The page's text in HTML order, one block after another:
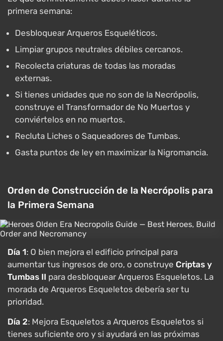
primera semana:
Desbloquear Arqueros Esqueléticos.
Limpiar grupos neutrales débiles cercanos.
Recolecta criaturas de todas las moradas
externas.
Si tienes unidades que no son de la Necrópolis,
construye el Transformador de No Muertos y
conviértelos en no muertos.
Recluta Liches o Saqueadores de Tumbas.
Gasta puntos de ley en maximizar la Nigromancia.
Orden de Construcción de la Necrópolis para
la Primera Semana
Día 1: O bien mejora el edificio principal para
aumentar tus ingresos de oro, o construye Criptas y
Tumbas II para desbloquear Arqueros Esqueletos. La
morada de Arqueros Esqueletos debería ser tu
prioridad.
Día 2: Mejora Esqueletos a Arqueros Esqueletos si
tienes suficiente oro y si ayudará en las próximas